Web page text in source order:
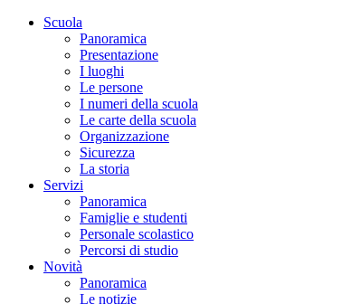
Scuola
Panoramica
Presentazione
I luoghi
Le persone
I numeri della scuola
Le carte della scuola
Organizzazione
Sicurezza
La storia
Servizi
Panoramica
Famiglie e studenti
Personale scolastico
Percorsi di studio
Novità
Panoramica
Le notizie